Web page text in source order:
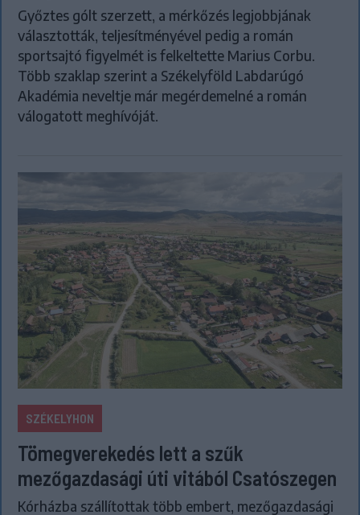
Győztes gólt szerzett, a mérkőzés legjobbjának
választották, teljesítményével pedig a román
sportsajtó figyelmét is felkeltette Marius Corbu.
Több szaklap szerint a Székelyföld Labdarúgó
Akadémia neveltje már megérdemelné a román
válogatott meghívóját.
SZÉKELYHON
Tömegverekedés lett a szűk
mezőgazdasági úti vitából Csatószegen
Kórházba szállítottak több embert, mezőgazdasági